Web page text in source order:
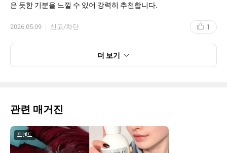
은 듯한 기분을 느낄 수 있어 강력히 추천합니다.
2026.05.09 신고/차단 1
더 보기
관련 매거진
트렌드